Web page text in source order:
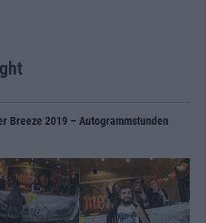
Breeze 2019 – Autogrammstunden